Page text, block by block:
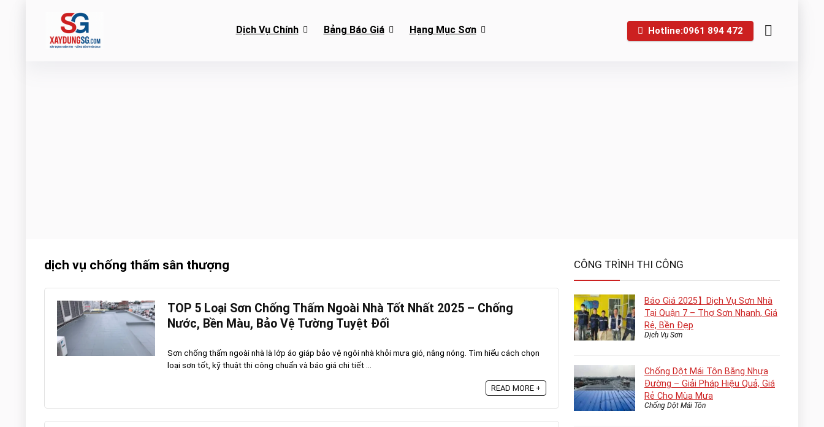
Dịch Vụ Chính Bảng Báo Giá Hạng Mục Sơn Hotline:0961 894 472
dịch vụ chống thấm sân thượng
TOP 5 Loại Sơn Chống Thấm Ngoài Nhà Tốt Nhất 2025 – Chống
Nước, Bền Màu, Bảo Vệ Tường Tuyệt Đối
Sơn chống thấm ngoài nhà là lớp áo giáp bảo vệ ngôi nhà khỏi mưa gió, nắng nóng. Tìm hiểu cách chọn
loại sơn tốt, kỹ thuật thi công chuẩn và báo giá chi tiết ...
READ MORE +
CÔNG TRÌNH THI CÔNG
Báo Giá 2025】Dịch Vụ Sơn Nhà
Tại Quận 7 – Thợ Sơn Nhanh, Giá
Rẻ, Bền Đẹp
Dịch Vụ Sơn
Chống Dột Mái Tôn Bằng Nhựa
Đường – Giải Pháp Hiệu Quả, Giá
Rẻ Cho Mùa Mưa
Chống Dột Mái Tôn